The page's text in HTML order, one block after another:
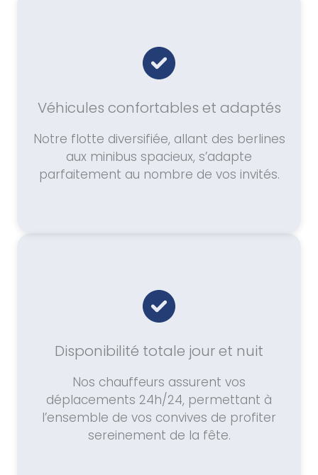
Véhicules confortables et adaptés
Notre flotte diversifiée, allant des berlines
aux minibus spacieux, s’adapte
parfaitement au nombre de vos invités.
Disponibilité totale jour et nuit
Nos chauffeurs assurent vos
déplacements 24h/24, permettant à
l’ensemble de vos convives de profiter
sereinement de la fête.